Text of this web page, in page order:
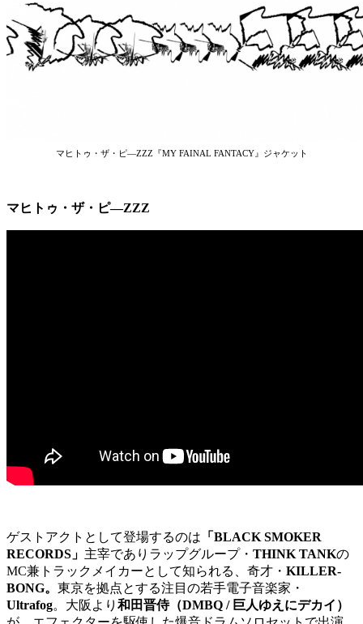
マヒトゥ・ザ・ピ—ZZZ『MY FAINAL FANTACY』ジャケット
マヒトゥ・ザ・ピ—ZZZ
ゲストアクトとして登場するのは 「BLACK SMOKER
RECORDS」 主宰でありラップグループ・ THINK TANKの
MC兼トラックメイカーとして知られる、奇才・ KILLER-
BONG。 東京を拠点とする注目の若手電子音楽家・
Ultrafog。大阪より 和田晋侍（DMBQ / 巨人ゆえにデカイ）